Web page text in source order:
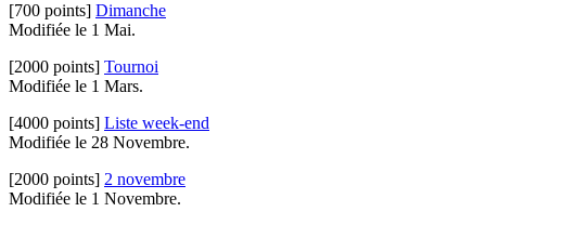
[700 points] Dimanche
Modifiée le 1 Mai.
[2000 points] Tournoi
Modifiée le 1 Mars.
[4000 points] Liste week-end
Modifiée le 28 Novembre.
[2000 points] 2 novembre
Modifiée le 1 Novembre.